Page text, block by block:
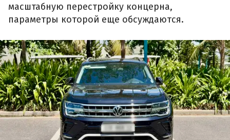
масштабную перестройку концерна,
параметры которой еще обсуждаются.